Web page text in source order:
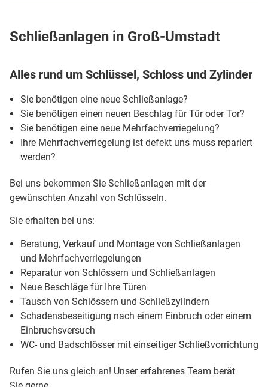
Schließanlagen in Groß-Umstadt
Alles rund um Schlüssel, Schloss und Zylinder
Sie benötigen eine neue Schließanlage?
Sie benötigen einen neuen Beschlag für Tür oder Tor?
Sie benötigen eine neue Mehrfachverriegelung?
Ihre Mehrfachverriegelung ist defekt uns muss repariert
werden?
Bei uns bekommen Sie Schließanlagen mit der
gewünschten Anzahl von Schlüsseln.
Sie erhalten bei uns:
Beratung, Verkauf und Montage von Schließanlagen
und Mehrfachverriegelungen
Reparatur von Schlössern und Schließanlagen
Neue Beschläge für Ihre Türen
Tausch von Schlössern und Schließzylindern
Schadensbeseitigung nach einem Einbruch oder einem
Einbruchsversuch
WC- und Badschlösser mit einseitiger Schließvorrichtung
Rufen Sie uns gleich an! Unser erfahrenes Team berät